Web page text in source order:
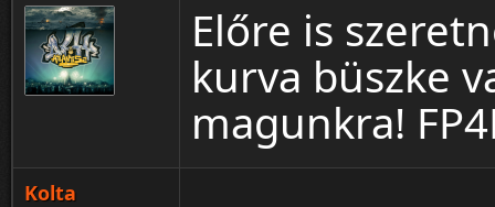
Előre is
kurva büszke
magunkra!
Kolta